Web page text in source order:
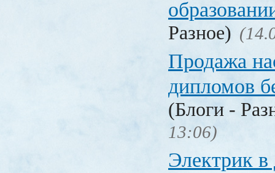
Разное)
Продажа
дипломов
(Блоги -
13:06)
Электрик в